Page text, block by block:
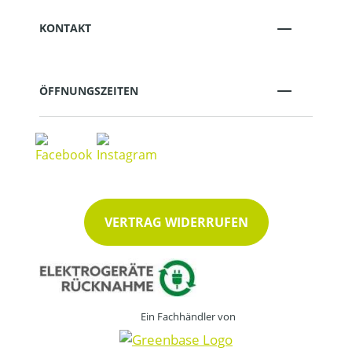
KONTAKT
ÖFFNUNGSZEITEN
VERTRAG WIDERRUFEN
Ein Fachhändler von